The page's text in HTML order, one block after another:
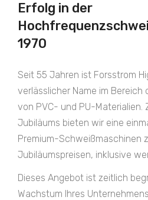
Erfolg in der
1970
Seit 55 Jahren ist Forsstrom
verlässlicher Name im Bereich
von PVC- und PU-Materialien.
Jubiläums bieten wir eine
Premium-Schweißmaschinen
Jubiläumspreisen, inklusive
Dieses Angebot ist zeitlich
Wachstum Ihres